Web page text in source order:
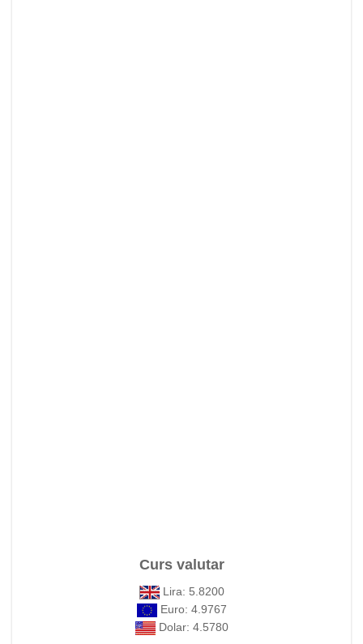
Curs valutar
Lira: 5.8200
Euro: 4.9767
Dolar: 4.5780